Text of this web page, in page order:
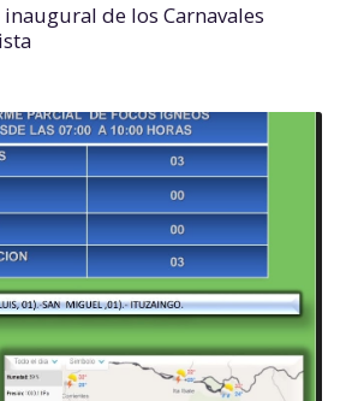
de los Carnavales